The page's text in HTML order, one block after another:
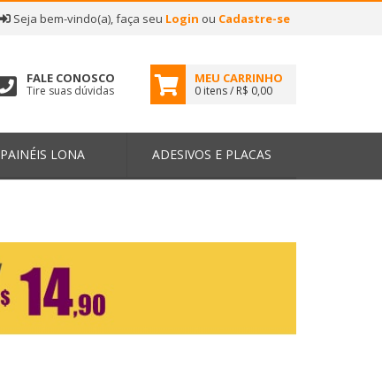
Seja bem-vindo(a), faça seu Login ou Cadastre-se
FALE CONOSCO
Tire suas dúvidas
MEU CARRINHO
0 itens / R$ 0,00
PAINÉIS LONA ADESIVOS E PLACAS